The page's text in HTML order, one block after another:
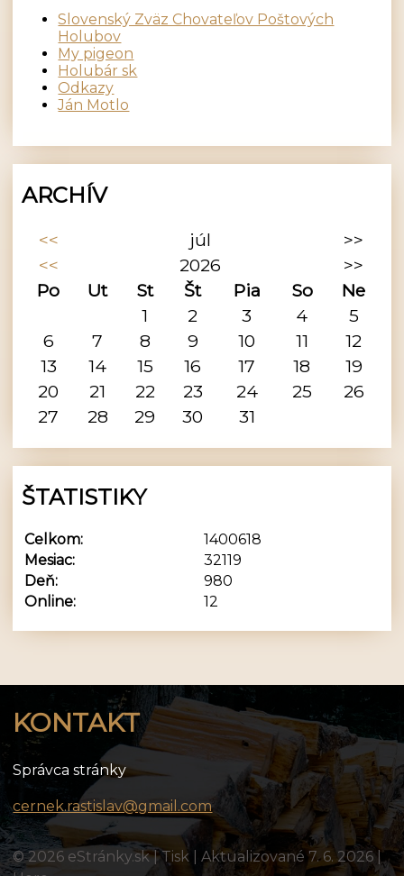
Slovenský Zväz Chovateľov Poštových
Holubov
My pigeon
Holubár sk
Odkazy
Ján Motlo
ARCHÍV
<< júl
>>
<<
2026
>>
Po
Ut St Št Pia So
Ne
1
2 3 4
5
6
7 8 9 10 11
12
13
14 15 16 17 18
19
20
21 22 23 24 25
26
27
28 29 30 31
ŠTATISTIKY
Online: 12
Celkom:
1400618
Mesiac:
32119
Deň:
980
KONTAKT
Správca stránky
cernek.rastislav@gmail.com
© 2026 eStránky.sk|Tisk |Aktualizované 7. 6. 2026 |